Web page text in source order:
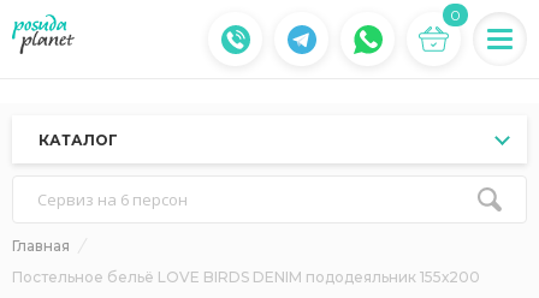
0
КАТАЛОГ
Сервиз на 6 персон
Главная
Постельное бельё LOVE BIRDS DENIM пододеяльник 155х200